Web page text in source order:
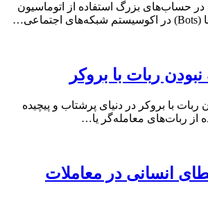
حساب‌های بزرگ استفاده از اتوماسیون
ربات با بروکر
با بروکر در دنیای پرشتاب و پیچیده
از ربات‌های معامله‌گر یا…
انسانی در معاملات